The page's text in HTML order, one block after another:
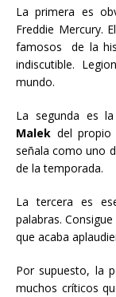
La primera es
Freddie Mercury.
famosos de la
indiscutible.
mundo.
La segunda es
Malek del
señala como uno
de la temporada.
La tercera es
palabras.
que acaba
Por supuesto, la
muchos críticos